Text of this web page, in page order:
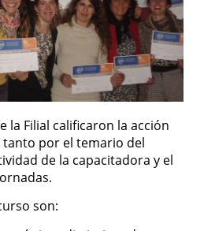
la Filial calificaron la acción
tanto por el temario del
de la capacitadora y el
son: